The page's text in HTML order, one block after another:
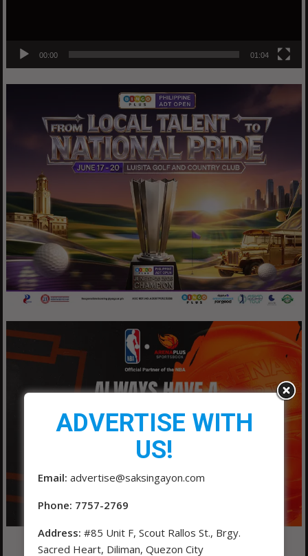
00:00 01:04
ADVERTISE WITH
US!
Email: advertise@saksingayon.com
Phone: 7757-2769
Address: #85 Unit F, Scout Rallos St., Brgy.
Sacred Heart, Diliman, Quezon City